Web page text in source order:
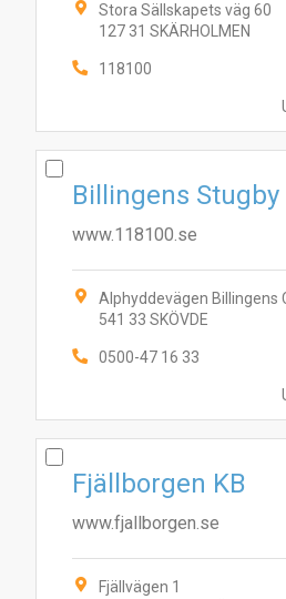
Stora Sällskapets väg 60
127 31 SKÄRHOLMEN
118100
Billingens Stugby
www.118100.se
Alphyddevägen Billingens
541 33 SKÖVDE
0500-47 16 33
Fjällborgen KB
www.fjallborgen.se
Fjällvägen 1